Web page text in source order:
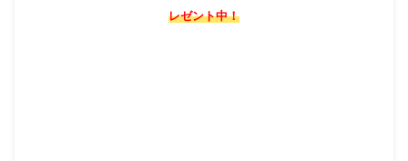
レゼント中！